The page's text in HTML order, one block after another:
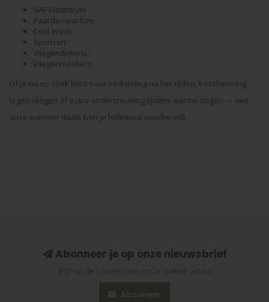
NAF Electrolyte
Paarden parfum
Cool Wash
Sponsen
Vliegendekens
Vliegenmaskers
Of je nu op zoek bent naar verkoeling na het rijden, bescherming
tegen vliegen of extra ondersteuning tijdens warme dagen — met
onze summer deals ben je helemaal voorbereid.
Abonneer je op onze nieuwsbrief